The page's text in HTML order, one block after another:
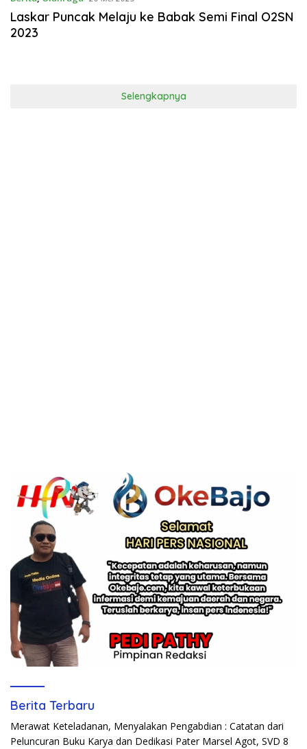
Laskar Puncak Melaju ke Babak Semi Final O2SN
2023
Selengkapnya
Berita Terbaru
Merawat Keteladanan, Menyalakan Pengabdian : Catatan dari
Peluncuran Buku Karya dan Dedikasi Pater Marsel Agot, SVD 8